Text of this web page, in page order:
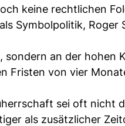
keine rechtlichen
Symbolpolitik, Roger
sondern an der hohen
Fristen von vier
sei oft nicht
als zusätzlicher